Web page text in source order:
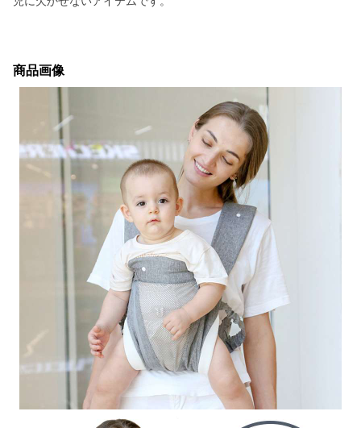
商品画像